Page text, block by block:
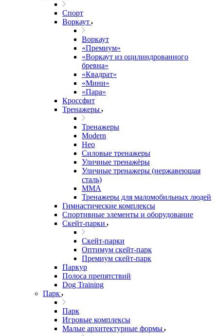
Спорт
Воркаут
Воркаут
«Премиум»
«Воркаут из оцилиндрованного
бревна»
«Квадрат»
«Мини»
«Пара»
Кроссфит
Тренажеры
Тренажеры
Modern
Нео
Силовые тренажеры
Уличные тренажёры
Уличные тренажеры (нержавеющая
сталь)
ММА
Тренажеры для маломобильных людей
Гимнастические комплексы
Спортивные элементы и оборудование
Скейт-парки
Скейт-парки
Оптимум скейт-парк
Премиум скейт-парк
Паркур
Полоса препятствий
Dog Training
Парк
Парк
Игровые комплексы
Малые архитектурные формы